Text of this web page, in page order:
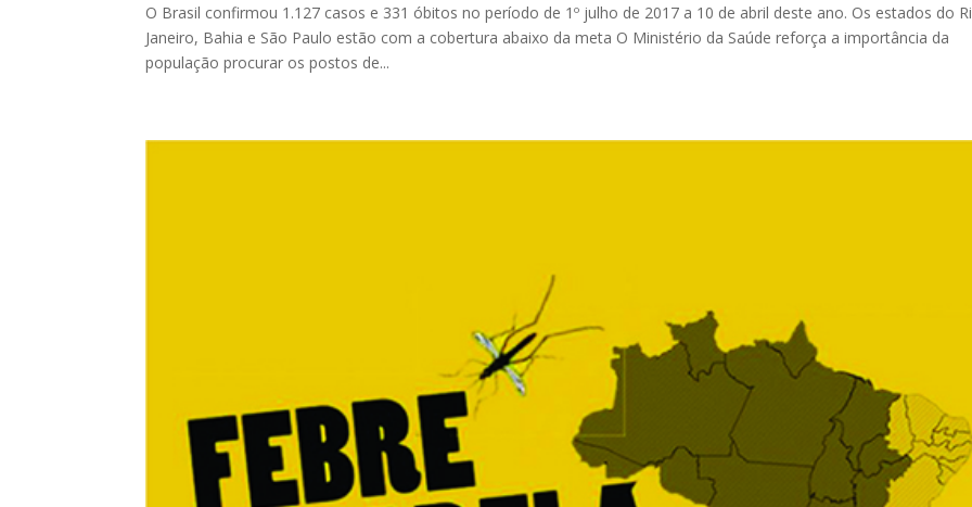
O Brasil confirmou 1.127 casos e 331 óbitos no período de 1º julho de 2017 a 10 de abril deste ano. Os estados do
Janeiro, Bahia e São Paulo estão com a cobertura abaixo da meta O Ministério da Saúde reforça a importância da
população procurar os postos de...